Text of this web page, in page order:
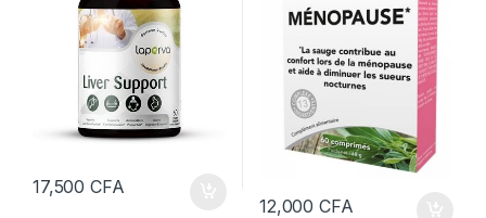
17,500CFA
12,000CFA